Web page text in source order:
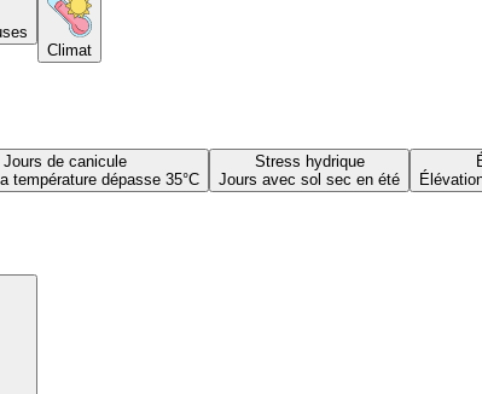
Climat
Jours de canicule
température dépasse 35°C
Stress hydrique
Jours avec sol sec en été